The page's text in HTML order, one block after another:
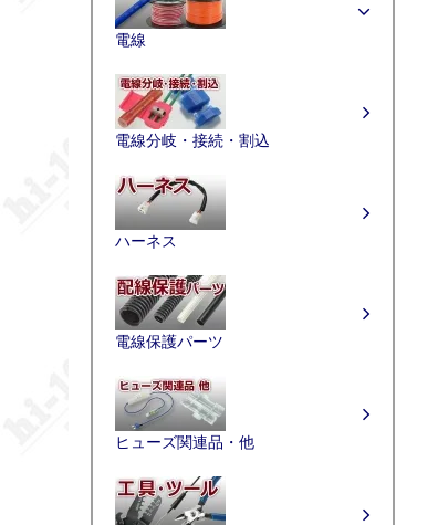
電線
電線分岐・接続・割込
ハーネス
電線保護パーツ
ヒューズ関連品・他